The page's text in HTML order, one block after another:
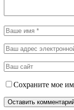
Сохраните мое